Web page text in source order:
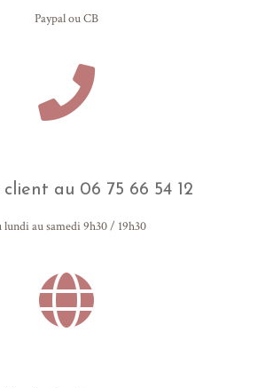
Paypal ou CB
client au 06 75 66 54 12
lundi au samedi 9h30 / 19h30